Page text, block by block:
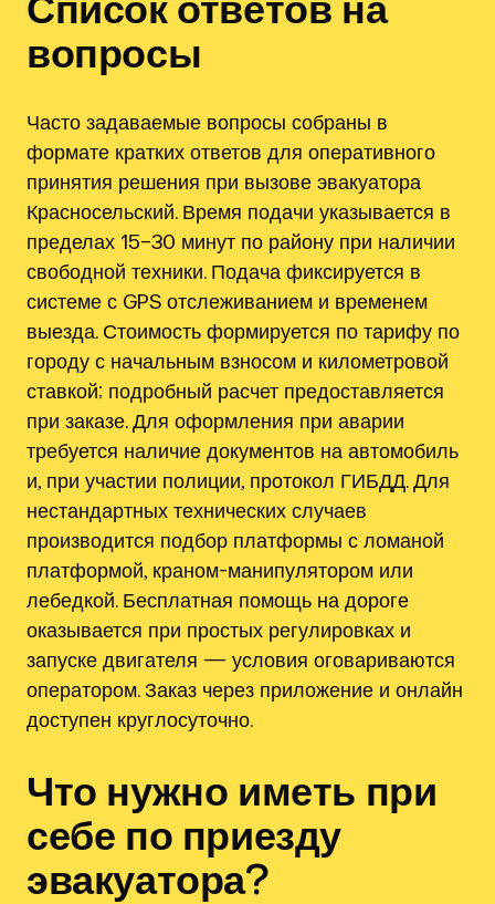
вопросы
Часто задаваемые вопросы собраны в
формате кратких ответов для оперативного
принятия решения при вызове эвакуатора
Красносельский. Время подачи указывается в
пределах 15–30 минут по району при наличии
свободной техники. Подача фиксируется в
системе с GPS отслеживанием и временем
выезда. Стоимость формируется по тарифу по
городу с начальным взносом и километровой
ставкой; подробный расчет предоставляется
при заказе. Для оформления при аварии
требуется наличие документов на автомобиль
и, при участии полиции, протокол ГИБДД. Для
нестандартных технических случаев
производится подбор платформы с ломаной
платформой, краном-манипулятором или
лебедкой. Бесплатная помощь на дороге
оказывается при простых регулировках и
запуске двигателя — условия оговариваются
оператором. Заказ через приложение и онлайн
доступен круглосуточно.
Что нужно иметь при
себе по приезду
эвакуатора?